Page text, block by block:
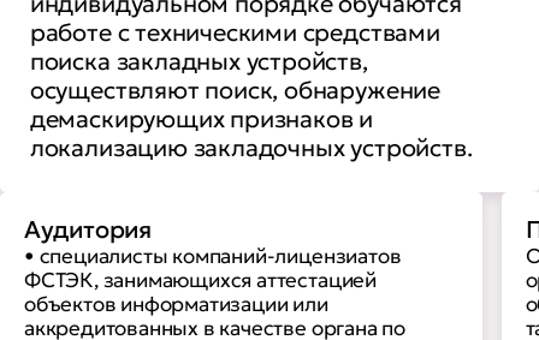
работе с техническими средствами
поиска закладных устройств,
осуществляют поиск, обнаружение
демаскирующих признаков и
локализацию закладочных устройств.
Аудитория
• cпециалисты компаний-лицензиатов
ФСТЭК, занимающихся аттестацией
объектов информатизации или
аккредитованных в качестве органа по